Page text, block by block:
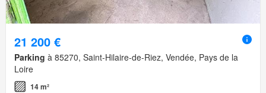
21 200 €
Parking à 85270, Saint-Hilaire-de-Riez, Vendée, Pays de la
Loire
14 m²